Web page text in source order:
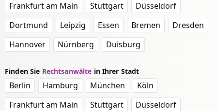
Frankfurt am Main
Stuttgart
Düsseldorf
Dortmund
Leipzig Essen Bremen
Dresden
Hannover
Nürnberg Duisburg
Finden Sie Rechtsanwälte in Ihrer Stadt
Berlin Hamburg München
Köln
Frankfurt am Main
Stuttgart
Düsseldorf